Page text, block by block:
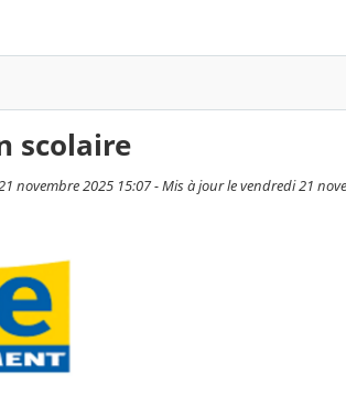
scolaire
novembre 2025 15:07 - Mis à jour le vendredi 21